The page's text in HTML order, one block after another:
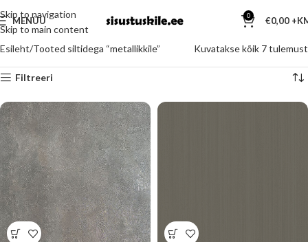
Skip to navigation
Skip to main content
MENÜÜ 0 €0,00
Esileht Tooted siltidega “metallikkile” Kuvatakse kõik 7 tulemust
Filtreeri